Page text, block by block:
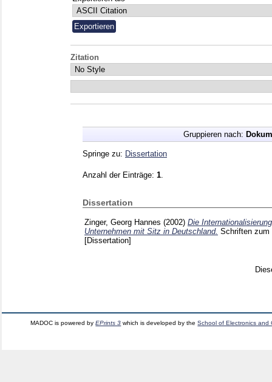
Zitation
Gruppieren nach:
Springe zu: Dissertation
Anzahl der Einträge: 1
Dissertation
Zinger, Georg Hannes (2002) Die
Unternehmen mit Sitz in Deutschland. Schriften
[Dissertation]
MADOC is powered byEPrints 3 which is developed by theSchool of Electronics and